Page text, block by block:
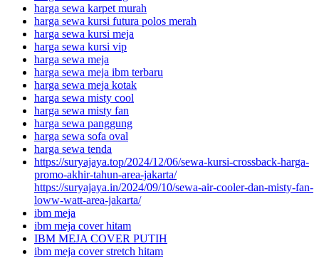
harga sewa karpet murah
harga sewa kursi futura polos merah
harga sewa kursi meja
harga sewa kursi vip
harga sewa meja
harga sewa meja ibm terbaru
harga sewa meja kotak
harga sewa misty cool
harga sewa misty fan
harga sewa panggung
harga sewa sofa oval
harga sewa tenda
https://suryajaya.top/2024/12/06/sewa-kursi-crossback-harga-
promo-akhir-tahun-area-jakarta/
https://suryajaya.in/2024/09/10/sewa-air-cooler-dan-misty-fan-
loww-watt-area-jakarta/
ibm meja
ibm meja cover hitam
IBM MEJA COVER PUTIH
ibm meja cover stretch hitam